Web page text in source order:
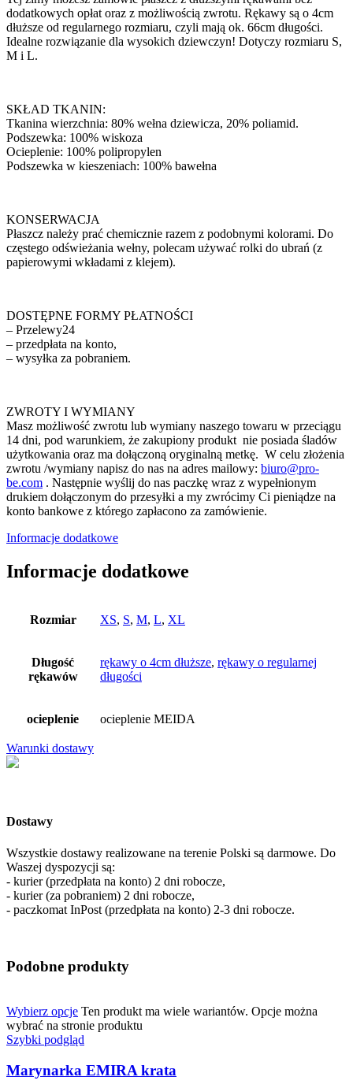
dodatkowych opłat oraz z możliwością zwrotu. Rękawy są o 4cm
dłuższe od regularnego rozmiaru, czyli mają ok. 66cm długości.
Idealne rozwiązanie dla wysokich dziewczyn! Dotyczy rozmiaru S,
M i L.
SKŁAD TKANIN:
Tkanina wierzchnia: 80% wełna dziewicza, 20% poliamid.
Podszewka: 100% wiskoza
Ocieplenie: 100% polipropylen
Podszewka w kieszeniach: 100% bawełna
KONSERWACJA
Płaszcz należy prać chemicznie razem z podobnymi kolorami. Do
częstego odświeżania wełny, polecam używać rolki do ubrań (z
papierowymi wkładami z klejem).
DOSTĘPNE FORMY PŁATNOŚCI
– Przelewy24
– przedpłata na konto,
– wysyłka za pobraniem.
ZWROTY I WYMIANY
Masz możliwość zwrotu lub wymiany naszego towaru w przeciągu
14 dni, pod warunkiem, że zakupiony produkt nie posiada śladów
użytkowania oraz ma dołączoną oryginalną metkę. W celu złożenia
zwrotu /wymiany napisz do nas na adres mailowy: biuro@pro-
be.com . Następnie wyślij do nas paczkę wraz z wypełnionym
drukiem dołączonym do przesyłki a my zwrócimy Ci pieniądze na
konto bankowe z którego zapłacono za zamówienie.
Informacje dodatkowe
Informacje dodatkowe
Rozmiar XS, S, M, L, XL
Długość
rękawów
rękawy o 4cm dłuższe, rękawy o regularnej
długości
ocieplenie ocieplenie MEIDA
Warunki dostawy
Dostawy
Wszystkie dostawy realizowane na terenie Polski są darmowe. Do
Waszej dyspozycji są:
- kurier (przedpłata na konto) 2 dni robocze,
- kurier (za pobraniem) 2 dni robocze,
- paczkomat InPost (przedpłata na konto) 2-3 dni robocze.
Podobne produkty
Wybierz opcje Ten produkt ma wiele wariantów. Opcje można
wybrać na stronie produktu
Szybki podgląd
Marynarka EMIRA krata